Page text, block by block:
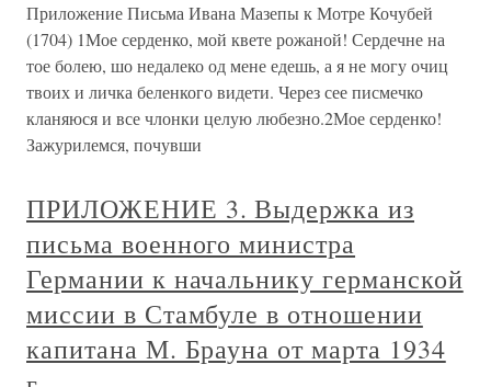
Приложение Письма Ивана Мазепы к Мотре Кочубей
(1704) 1Мое серденко, мой квете рожаной! Сердечне на
тое болею, шо недалеко од мене едешь, а я не могу очиц
твоих и личка беленкого видети. Через сее писмечко
кланяюся и все члонки целую любезно.2Мое серденко!
Зажурилемся, почувши
ПРИЛОЖЕНИЕ 3. Выдержка из
письма военного министра
Германии к начальнику германской
миссии в Стамбуле в отношении
капитана М. Брауна от марта 1934